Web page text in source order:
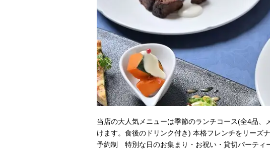
当店の大人気メニューは季節のランチコース(全4品
けます。食後のドリンク付き) 本格フレンチをリーズ
予約制 特別な日のお集まり・お祝い・貸切パーティ